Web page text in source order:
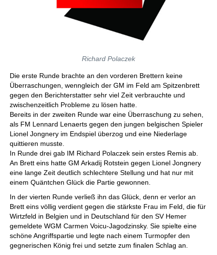
Richard Polaczek
Die erste Runde brachte an den vorderen Brettern keine
Überraschungen, wenngleich der GM im Feld am Spitzenbrett
gegen den Berichterstatter sehr viel Zeit verbrauchte und
zwischenzeitlich Probleme zu lösen hatte.
Bereits in der zweiten Runde war eine Überraschung zu sehen,
als FM Lennard Lenaerts gegen den jungen belgischen Spieler
Lionel Jongnery im Endspiel überzog und eine Niederlage
quittieren musste.
In Runde drei gab IM Richard Polaczek sein erstes Remis ab.
An Brett eins hatte GM Arkadij Rotstein gegen Lionel Jongnery
eine lange Zeit deutlich schlechtere Stellung und hat nur mit
einem Quäntchen Glück die Partie gewonnen.
In der vierten Runde verließ ihn das Glück, denn er verlor an
Brett eins völlig verdient gegen die stärkste Frau im Feld, die für
Wirtzfeld in Belgien und in Deutschland für den SV Hemer
gemeldete WGM Carmen Voicu-Jagodzinsky. Sie spielte eine
schöne Angriffspartie und legte nach einem Turmopfer den
gegnerischen König frei und setzte zum finalen Schlag an.